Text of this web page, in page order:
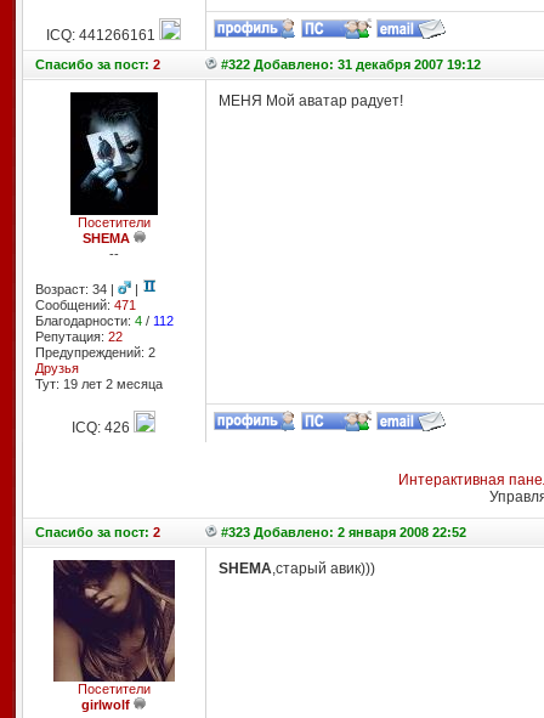
ICQ: 441266161
Спасибоза пост: 2 #322 Добавлено: 31 декабря 2007 19:12
Посетители
SHEMA
--
Возраст: 34 |
|
Сообщений: 471
Благодарности: 4/ 112
Репутация: 22
Предупреждений: 2
Друзья
Тут: 19 лет 2 месяцa
МЕНЯ Мой аватар радует!
ICQ: 426
Интерактивная
Спасибоза пост: 2 #323 Добавлено: 2 января 2008 22:52
Посетители
girlwolf
SHEMA,старый авик)))